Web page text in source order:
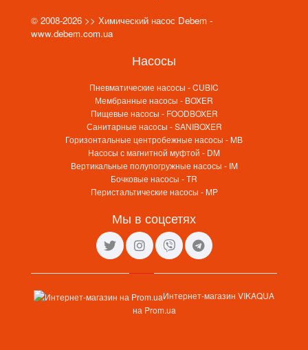
© 2008-2026 >> Химический насос Debem -
www.debem.com.ua
Насосы
Пневматические насосы - CUBIC
Мембранные насосы - BOXER
Пищевые насосы - FOODBOXER
Санитарные насосы - SANIBOXER
Горизонтальные центробежные насосы - MB
Насосы с магнитной муфтой - DM
Вертикальные полупогружные насосы - IM
Бочковые насосы - TR
Перистальтические насосы - MP
Мы в соцсетях
Интернет-магазин VIKAQUA
на Prom.ua